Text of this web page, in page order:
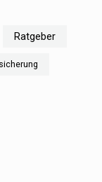
Ratgeber